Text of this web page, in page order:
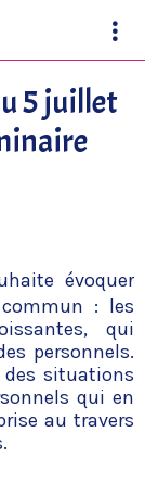
5 juillet
évoquer
: les
qui
personnels.
situations
qui en
au travers